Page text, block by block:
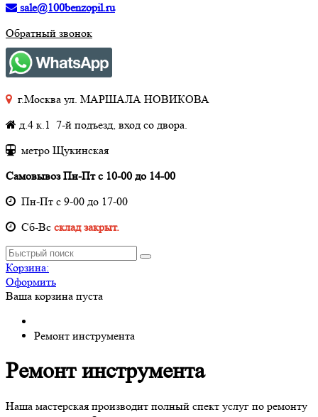
sale@100benzopil.ru
Обратный звонок
г.Москва ул. МАРШАЛА НОВИКОВА
д.4 к.1 7-й подъезд, вход со двора.
метро Щукинская
Самовывоз Пн-Пт с 10-00 до 14-00
Пн-Пт с 9-00 до 17-00
Cб-Вс склад закрыт.
Корзина:
Оформить
Ваша корзина пуста
Ремонт инструмента
Ремонт инструмента
Наша мастерская производит полный спект услуг по ремонту